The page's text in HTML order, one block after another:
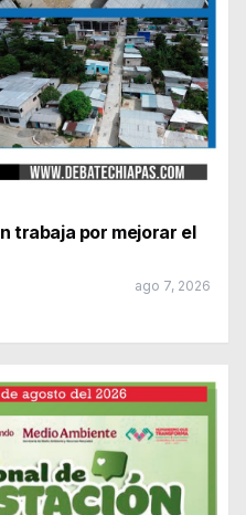
trabaja por mejorar el
ago 7, 2026